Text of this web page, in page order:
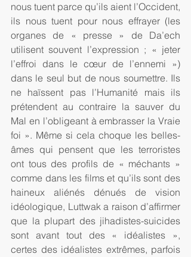
nous tuent parce qu’ils aient l’Occident,
ils nous tuent pour nous effrayer (les
organes de « presse » de Da’ech
utilisent souvent l’expression ; « jeter
l’effroi dans le cœur de l’ennemi »)
dans le seul but de nous soumettre. Ils
ne haïssent pas l’Humanité mais ils
prétendent au contraire la sauver du
Mal en l’obligeant à embrasser la Vraie
foi ». Même si cela choque les belles-
âmes qui pensent que les terroristes
ont tous des profils de « méchants »
comme dans les films et qu’ils sont des
haineux aliénés dénués de vision
idéologique, Luttwak a raison d’affirmer
que la plupart des jihadistes-suicides
sont avant tout des « idéalistes »,
certes des idéalistes extrêmes, parfois